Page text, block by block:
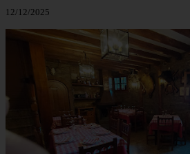
12/12/2025